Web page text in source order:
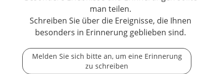
man teilen.
Schreiben Sie über die Ereignisse, die Ihnen
besonders in Erinnerung geblieben sind.
Melden Sie sich bitte an, um eine Erinnerung
zu schreiben